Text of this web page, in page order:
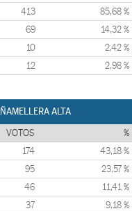
413 85,68 %
69 14,32 %
10 2,42 %
12 2,98 %
ALTA
VOTOS %
174 43,18 %
95 23,57 %
46 11,41 %
37 9,18 %